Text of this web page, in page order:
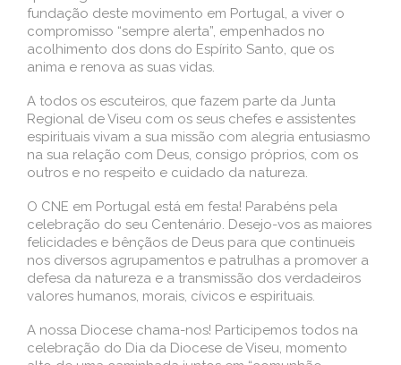
fundação deste movimento em Portugal, a viver o
compromisso “sempre alerta”, empenhados no
acolhimento dos dons do Espírito Santo, que os
anima e renova as suas vidas.
A todos os escuteiros, que fazem parte da Junta
Regional de Viseu com os seus chefes e assistentes
espirituais vivam a sua missão com alegria entusiasmo
na sua relação com Deus, consigo próprios, com os
outros e no respeito e cuidado da natureza.
O CNE em Portugal está em festa! Parabéns pela
celebração do seu Centenário. Desejo-vos as maiores
felicidades e bênçãos de Deus para que continueis
nos diversos agrupamentos e patrulhas a promover a
defesa da natureza e a transmissão dos verdadeiros
valores humanos, morais, cívicos e espirituais.
A nossa Diocese chama-nos! Participemos todos na
celebração do Dia da Diocese de Viseu, momento